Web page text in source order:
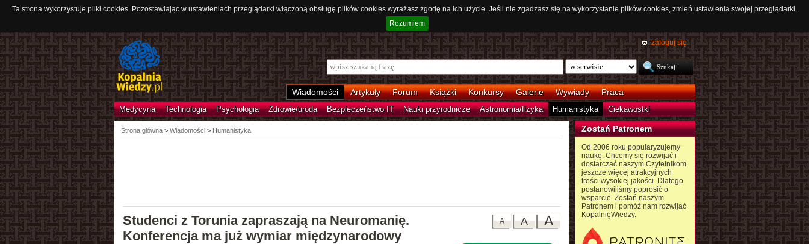
Ta strona wykorzystuje pliki cookies. Pozostawiając w ustawieniach przeglądarki włączoną obsługę plików cookies wyrażasz zgodę na ich użycie. Jeśli nie zgadzasz się na wykorzystanie plików cookies, zmień ustawienia swojej przeglądarki.
Rozumiem
zaloguj się
Wiadomości Artykuły Forum Książki Konkursy Galerie Wywiady Praca
Medycyna Technologia Psychologia Zdrowie/uroda Bezpieczeństwo IT Nauki przyrodnicze Astronomia/fizyka Humanistyka Ciekawostki
Strona główna> Wiadomości > Humanistyka
A
A
A
Studenci z Torunia zapraszają na Neuromanię.
Konferencja ma już wymiar międzynarodowy
Zostań Patronem
Od 2006 roku popularyzujemy
naukę. Chcemy się rozwijać i
dostarczać naszym Czytelnikom
jeszcze więcej atrakcyjnych
treści wysokiej jakości. Dlatego
postanowiliśmy poprosić o
wsparcie. Zostań naszym
Patronem i pomóż nam rozwijać
KopalnięWiedzy.